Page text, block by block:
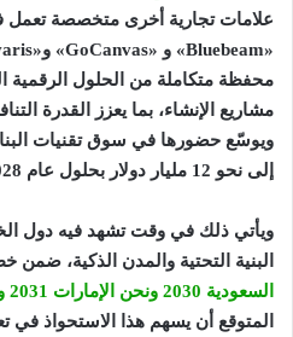
علامات تجارية أخرى متخصصة
«
Bluebeam» و «GoCanvas» و«
محفظة متكاملة من الحلول
مشاريع الإنشاء، بما يعزز القدرة
ويوسّع حضورها في سوق تقنيات
إلى نحو 12 مليار دولار بحلول عام 2028
ويأتي ذلك في وقت تشهد فيه دول
البنية التحتية والمدن الذكية،
السعودية 2030
ونحن الإمارات 2031
المتوقع أن يسهم هذا الاستحواذ في